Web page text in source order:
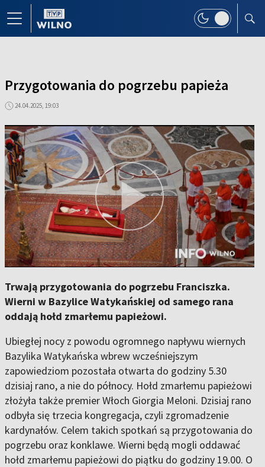
Przygotowania do pogrzebu papieża
24.04.2025, 19:03
Trwają przygotowania do pogrzebu Franciszka.
Wierni w Bazylice Watykańskiej od samego rana
oddają hołd zmarłemu papieżowi.
Ubiegłej nocy z powodu ogromnego napływu wiernych
Bazylika Watykańska wbrew wcześniejszym
zapowiedziom pozostała otwarta do godziny 5.30
dzisiaj rano, a nie do północy. Hołd zmarłemu papieżowi
złożyła także premier Włoch Giorgia Meloni. Dzisiaj rano
odbyła się trzecia kongregacja, czyli zgromadzenie
kardynałów. Celem takich spotkań są przygotowania do
pogrzebu oraz konklawe. Wierni będą mogli oddawać
hołd zmarłemu papieżowi do piątku do godziny 19.00. O